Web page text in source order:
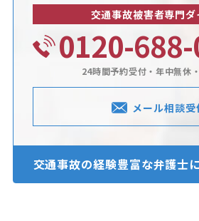
交通事故被害者専門ダ
0120-
24時間予約受付・年中無休
メール相談受
交通事故の経験豊富な弁護士